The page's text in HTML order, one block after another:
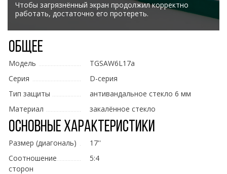
Чтобы загрязнённый экран продолжил корректно
работать, достаточно его протереть.
Общее
Модель
TGSAW6L17a
Серия
D-серия
Тип защиты
антивандальное стекло 6 мм
Материал
закалённое стекло
Основные характеристики
Размер (диагональ)
17''
Соотношение
сторон
5:4